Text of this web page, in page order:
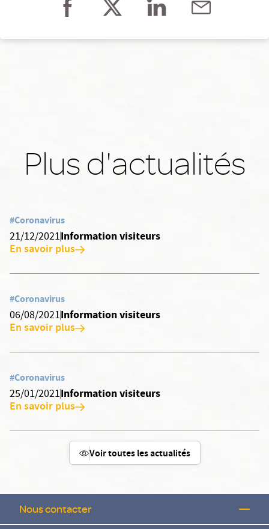
Plus d'actualités
#Coronavirus
21/12/2021Information visiteurs
En savoir plus
#Coronavirus
06/08/2021Information visiteurs
En savoir plus
#Coronavirus
25/01/2021Information visiteurs
En savoir plus
Voir toutes les actualités
Nous contacter